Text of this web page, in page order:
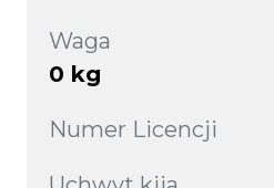
Waga
0 kg
Numer Licencji